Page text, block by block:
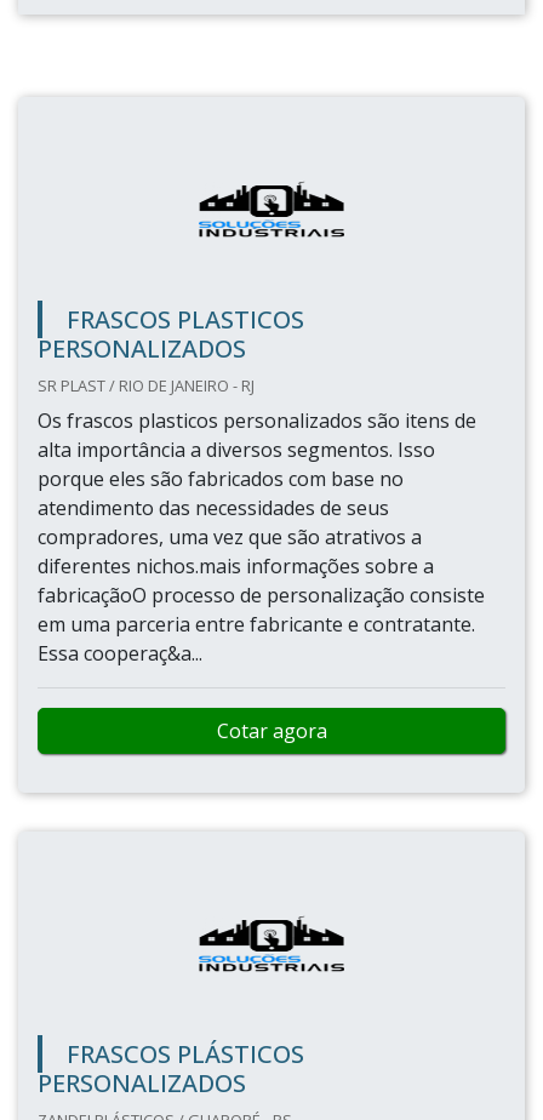
FRASCOS PLASTICOS
PERSONALIZADOS
SR PLAST / RIO DE JANEIRO - RJ
Os frascos plasticos personalizados são itens de
alta importância a diversos segmentos. Isso
porque eles são fabricados com base no
atendimento das necessidades de seus
compradores, uma vez que são atrativos a
diferentes nichos.mais informações sobre a
fabricaçãoO processo de personalização consiste
em uma parceria entre fabricante e contratante.
Essa cooperaç&a...
Cotar agora
FRASCOS PLÁSTICOS
PERSONALIZADOS